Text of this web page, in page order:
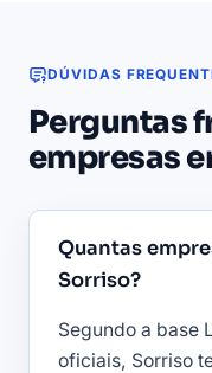
DÚVIDAS
Perguntas
empresas
Quantas
Sorriso?
Segundo a base
oficiais, Sorriso